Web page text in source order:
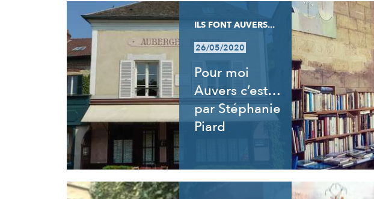
RÉSULTATS
ILS FONT AUVERS...
26/05/2020
Pour moi
Auvers c’est…
par Stéphanie
Piard